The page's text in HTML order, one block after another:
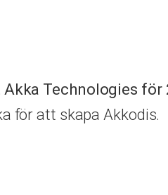
Technologies för
för att skapa Akkodis.